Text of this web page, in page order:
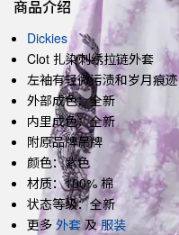
商品介绍
Dickies
Clot 扎染刺绣拉链外套
左袖有轻微污渍和岁月痕迹
外部成色：全新
内里成色：全新
附原品牌吊牌
颜色：紫色
材质：100% 棉
状态等级：全新
更多 外套及服装